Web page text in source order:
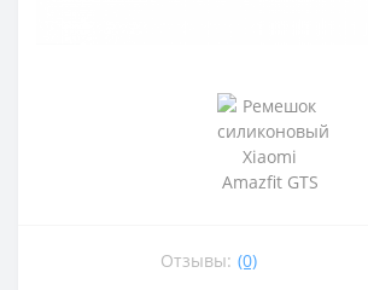
Отзывы: (0)